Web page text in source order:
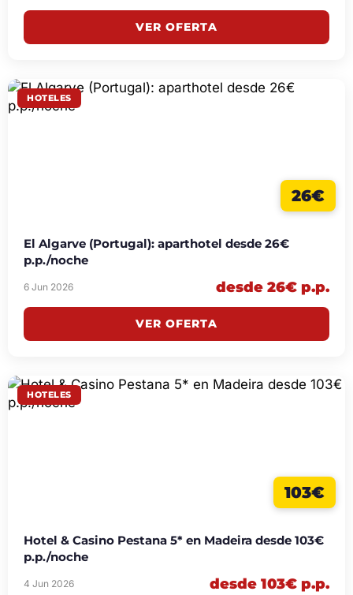
VER OFERTA
HOTELES
26€
El Algarve (Portugal): aparthotel desde 26€
p.p./noche
6 Jun 2026 desde 26€ p.p.
VER OFERTA
HOTELES
103€
Hotel & Casino Pestana 5* en Madeira desde 103€
p.p./noche
4 Jun 2026 desde 103€ p.p.